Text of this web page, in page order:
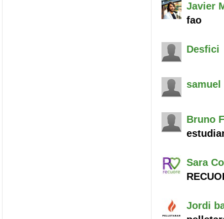
Javier
fao
Desfici
samuel
Bruno
Sara
Jordi